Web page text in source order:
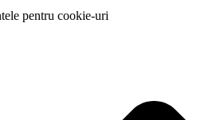
pentru cookie-uri